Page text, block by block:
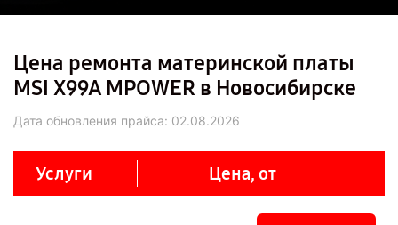
Цена ремонта материнской платы
MSI X99A MPOWER в Новосибирске
Дата обновления прайса: 02.08.2026
Услуги Цена, от